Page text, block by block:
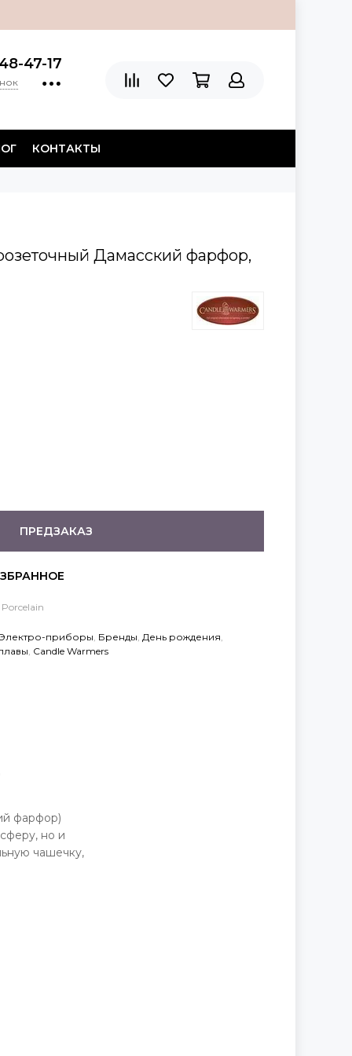
47-17
КОНТАКТЫ
Дамасский фарфор,
ПРЕДЗАКАЗ
приборы Бренды День рождения
Candle Warmers
фарфор)
но и
чашечку,